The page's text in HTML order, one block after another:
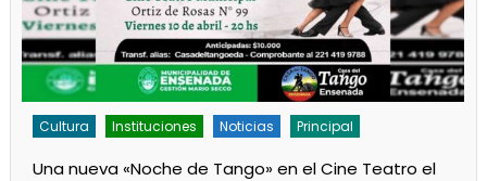
Instituciones Noticias Principal
«Noche de Tango» en el Cine Teatro el
Los